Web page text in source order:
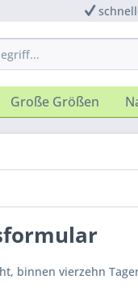
Große Größen
binnen vierzehn